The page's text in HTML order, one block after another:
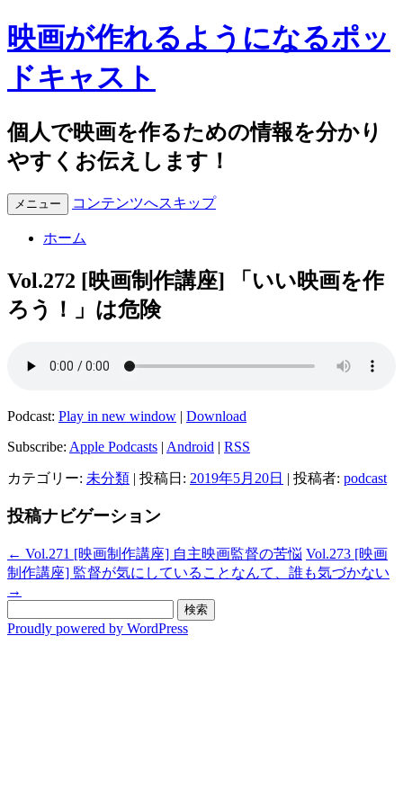
映画が作れるようになるポッ
ドキャスト
個人で映画を作るための情報を分かり
やすくお伝えします！
メニュー コンテンツへスキップ
ホーム
Vol.272 [映画制作講座] 「いい映画を作
ろう！」は危険
Podcast: Play in new window | Download
Subscribe: Apple Podcasts | Android | RSS
カテゴリー: 未分類 | 投稿日: 2019年5月20日 | 投稿者: podcast
投稿ナビゲーション
← Vol.271 [映画制作講座] 自主映画監督の苦悩 Vol.273 [映画
制作講座] 監督が気にしていることなんて、誰も気づかない
→
索:
Proudly powered by WordPress